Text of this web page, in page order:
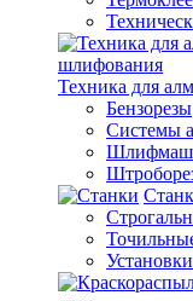
Техника для
Бензорезы
Системы